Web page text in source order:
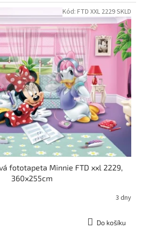
fototapeta Minnie FTD xxl 2229,
360x255cm
3 dny
Do košíku
Kód: FTD XXL 2229 SKLD